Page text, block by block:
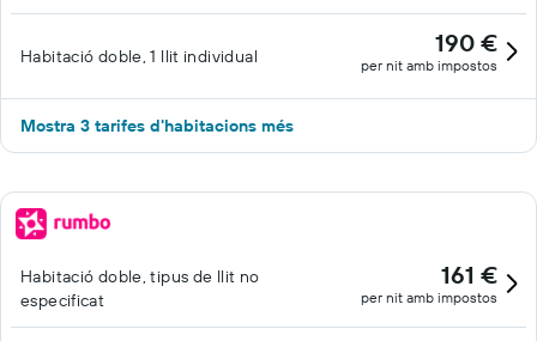
Habitació doble, 1 llit individual 190 €
per nit amb impostos
Mostra 3 tarifes d'habitacions més
Habitació doble, tipus de llit no
especificat
161 €
per nit amb impostos